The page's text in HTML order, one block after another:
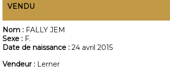
VENDU
Nom : FALLY JEM
Sexe : F.
Date de naissance : 24 avril 2015
Vendeur : Lerner